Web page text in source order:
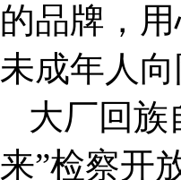
的品牌，
未成年人向
大厂回族
来”检察开